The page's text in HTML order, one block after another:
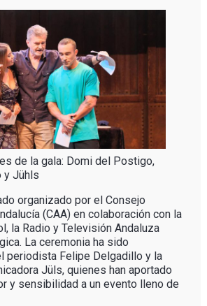
de la gala: Domi del Postigo,
y Jühls
organizado por el Consejo
(CAA) en colaboración con la
la Radio y Televisión Andaluza
La ceremonia ha sido
periodista Felipe Delgadillo y la
Jüls, quienes han aportado
y sensibilidad a un evento lleno de